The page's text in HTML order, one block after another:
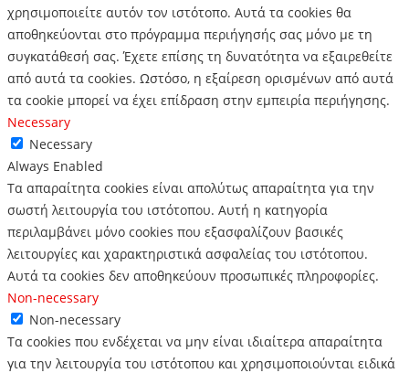
χρησιμοποιείτε αυτόν τον ιστότοπο. Αυτά τα cookies θα
αποθηκεύονται στο πρόγραμμα περιήγησής σας μόνο με τη
συγκατάθεσή σας. Έχετε επίσης τη δυνατότητα να εξαιρεθείτε
από αυτά τα cookies. Ωστόσο, η εξαίρεση ορισμένων από αυτά
τα cookie μπορεί να έχει επίδραση στην εμπειρία περιήγησης.
Necessary
Necessary
Always Enabled
Τα απαραίτητα cookies είναι απολύτως απαραίτητα για την
σωστή λειτουργία του ιστότοπου. Αυτή η κατηγορία
περιλαμβάνει μόνο cookies που εξασφαλίζουν βασικές
λειτουργίες και χαρακτηριστικά ασφαλείας του ιστότοπου.
Αυτά τα cookies δεν αποθηκεύουν προσωπικές πληροφορίες.
Non-necessary
Non-necessary
Τα cookies που ενδέχεται να μην είναι ιδιαίτερα απαραίτητα
για την λειτουργία του ιστότοπου και χρησιμοποιούνται ειδικά